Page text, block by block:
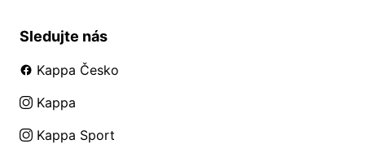
Sledujte nás
Kappa Česko
Kappa
Kappa Sport